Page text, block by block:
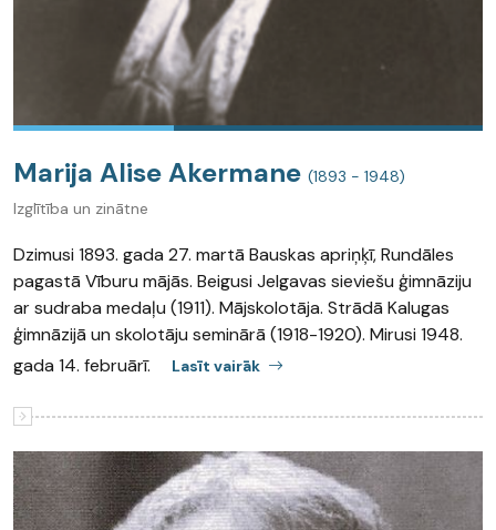
Marija Alise Akermane (1893 - 1948)
Izglītība un zinātne
Dzimusi 1893. gada 27. martā Bauskas apriņķī, Rundāles
pagastā Vīburu mājās. Beigusi Jelgavas sieviešu ģimnāziju
ar sudraba medaļu (1911). Mājskolotāja. Strādā Kalugas
ģimnāzijā un skolotāju seminārā (1918-1920). Mirusi 1948.
gada 14. februārī.
Lasīt vairāk